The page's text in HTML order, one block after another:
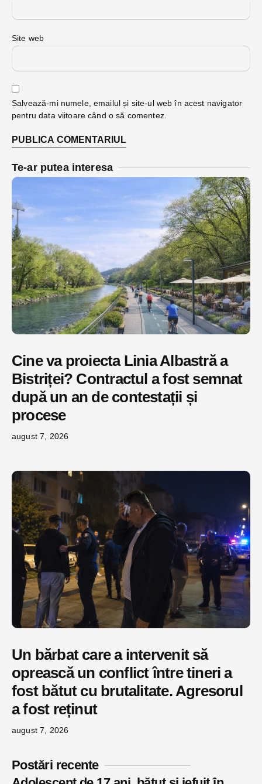
Site web
Salvează-mi numele, emailul și site-ul web în acest navigator
pentru data viitoare când o să comentez.
Te-ar putea interesa
Cine va proiecta Linia Albastră a
Bistriței? Contractul a fost semnat
după un an de contestații și
procese
august 7, 2026
Un bărbat care a intervenit să
oprească un conflict între tineri a
fost bătut cu brutalitate. Agresorul
a fost reținut
august 7, 2026
Postări recente